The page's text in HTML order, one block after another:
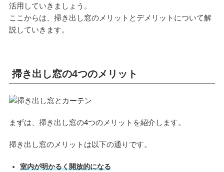
活用していきましょう。
ここからは、掃き出し窓のメリットとデメリットについて解
説していきます。
掃き出し窓の4つのメリット
まずは、掃き出し窓の4つのメリットを紹介します。
掃き出し窓のメリットは以下の通りです。
室内が明かるく開放的になる